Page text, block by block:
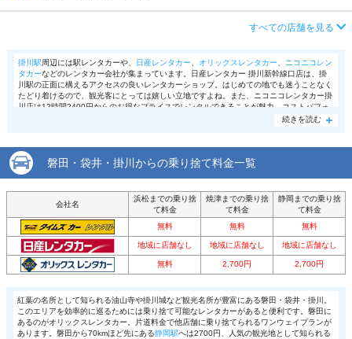
この店舗でレンタカーを探す
この店舗でレンタカーを探す
アクセス 掛川駅より徒歩で約18分（送迎なし）
店舗詳細 店舗詳細ページはこちら
この店舗でレンタカーを探す
(月〜金) 09:00 ～ 19:00 / (土・日・祝) 09:00 ～
アクセス 愛野駅より徒歩で約30分（送迎なし）
住所
袋井市国本９０８－６ ＥＮＥＯＳガソリンスタ
ンド内
この店舗でレンタカーを探す
すべての店舗を見る
掛川駅周辺には駅レンタカーや、 日産レンタカー オリックスレンタカー
ニコニコレン
タカーなどのレンタカー会社が集まっています。日産レンタカー 掛川新幹線口店は、掛
川駅の正面に構えるアクセスの良いレンタカーショップ。はじめての地でも迷うことなく
たどり着けるので、観光客にとっては嬉しい立地ですよね。また、ニコニコレンタカー掛
川店は12時間2400円からのお得なプライスでレンタルできることが魅力。コストパフォ
オリックスレンタカー掛川店は数多く
続きを読む
磐田・袋井・掛川からの乗り捨て料金一覧
会社名
浜松までの乗り捨
て料金
焼津までの乗り捨
て料金
静岡までの乗り捨
て料金
無料
無料 無料
地域に店舗なし 地域に店舗なし 地域に店舗なし
無料 2,700円 2,700円
紅葉の名所として知られる油山寺や掛川城など観光名所が豊富にある磐田・袋井・掛川。
このエリアを効率的に巡るためには乗り捨て可能なレンタカーがあると便利です。磐田に
あるのがオリックスレンタカー。片道料金で他店舗に乗り捨てられるワンウェイプランが
あります。磐田から70kmほど先にある静岡駅へは2700円、人気の観光地として知られる